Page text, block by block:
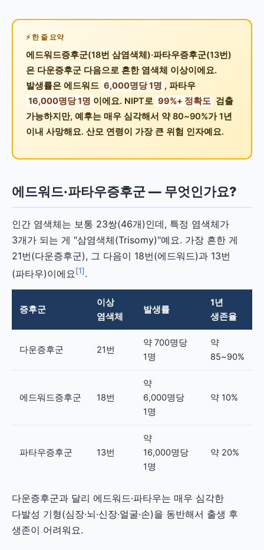
한 줄 요약
에드워드증후군(18번 삼염색체)·파타우증후군(13번)
은 다운증후군 다음으로 흔한 염색체 이상이에요.
발생률은 에드워드 6,000명당 1명 , 파타우
16,000명당 1명 이에요. NIPT로 99%+ 정확도 검출
가능하지만, 예후는 매우 심각해서 약 80~90%가 1년
이내 사망해요. 산모 연령이 가장 큰 위험 인자예요.
에드워드·파타우증후군 — 무엇인가요?
인간 염색체는 보통 23쌍(46개)인데, 특정 염색체가
3개가 되는 게 "삼염색체(Trisomy)"예요. 가장 흔한 게
21번(다운증후군), 그 다음이 18번(에드워드)과 13번
(파타우)이에요[1].
증후군
이상
염색체
발생률
1년
생존율
다운증후군 21번
약 700명당
1명
약
85~90%
에드워드증후군 18번
약
6,000명당
1명
약 10%
파타우증후군 13번
약
16,000명당
1명
약 20%
다운증후군과 달리 에드워드·파타우는 매우 심각한
다발성 기형(심장·뇌·신장·얼굴·손)을 동반해서 출생 후
생존이 어려워요.